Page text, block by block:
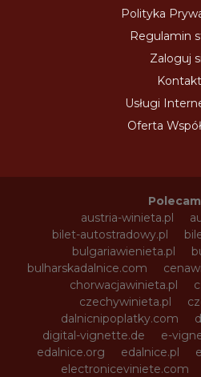
Polityka
Regulamin
Zaloguj
Kontakt
Usługi
Oferta
austria-winieta.pl
bilet-autostradowy.pl
bulgariawienieta.pl
bulharskadalnice.com
chorwacjawinieta.pl
czechywinieta.pl
dalnicnipoplatky.com
digital-vignette.de
e-
edalnice.org
edalnice.pl
electroniceviniete.com